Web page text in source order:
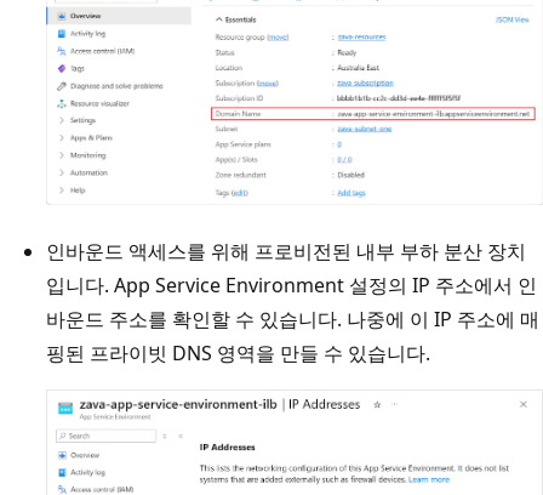
인바운드 액세스를 위해 프로비전된 내부 부하 분산 장치
입니다. App Service Environment 설정의 IP 주소에서 인
바운드 주소를 확인할 수 있습니다. 나중에 이 IP 주소에 매
핑된 프라이빗 DNS 영역을 만들 수 있습니다.